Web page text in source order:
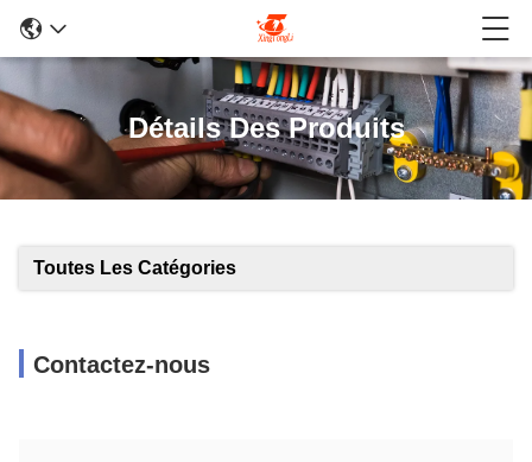
Détails Des Produits
Toutes Les Catégories
Contactez-nous